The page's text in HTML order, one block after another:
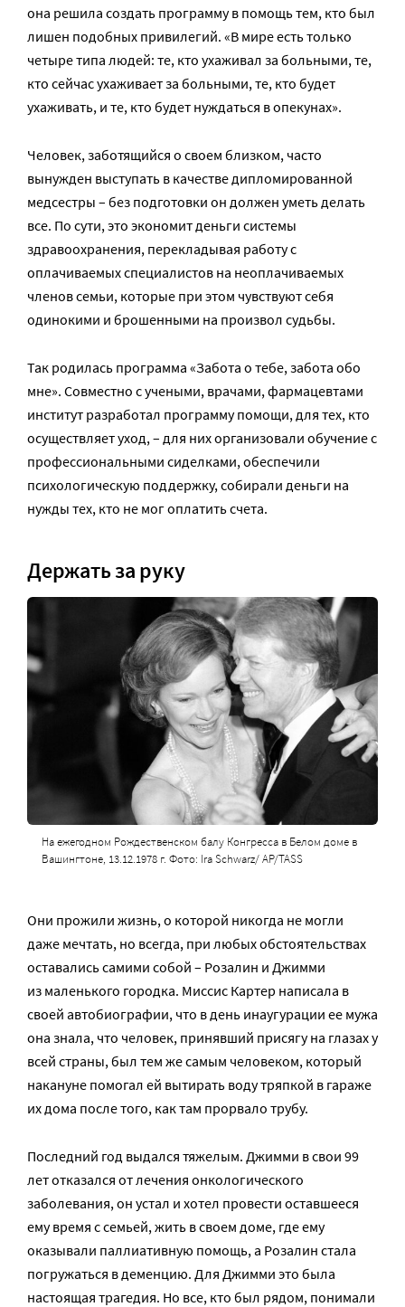
она решила создать программу в помощь тем, кто был
лишен подобных привилегий. «В мире есть только
четыре типа людей: те, кто ухаживал за больными, те,
кто сейчас ухаживает за больными, те, кто будет
ухаживать, и те, кто будет нуждаться в опекунах».
Человек, заботящийся о своем близком, часто
вынужден выступать в качестве дипломированной
медсестры – без подготовки он должен уметь делать
все. По сути, это экономит деньги системы
здравоохранения, перекладывая работу с
оплачиваемых специалистов на неоплачиваемых
членов семьи, которые при этом чувствуют себя
одинокими и брошенными на произвол судьбы.
Так родилась программа «Забота о тебе, забота обо
мне». Совместно с учеными, врачами, фармацевтами
институт разработал программу помощи, для тех, кто
осуществляет уход, – для них организовали обучение с
профессиональными сиделками, обеспечили
психологическую поддержку, собирали деньги на
нужды тех, кто не мог оплатить счета.
Держать за руку
На ежегодном Рождественском балу Конгресса в Белом доме в
Вашингтоне, 13.12.1978 г. Фото: Ira Schwarz/ AP/TASS
Они прожили жизнь, о которой никогда не могли
даже мечтать, но всегда, при любых обстоятельствах
оставались самими собой – Розалин и Джимми
из маленького городка. Миссис Картер написала в
своей автобиографии, что в день инаугурации ее мужа
она знала, что человек, принявший присягу на глазах у
всей страны, был тем же самым человеком, который
накануне помогал ей вытирать воду тряпкой в гараже
их дома после того, как там прорвало трубу.
Последний год выдался тяжелым. Джимми в свои 99
лет отказался от лечения онкологического
заболевания, он устал и хотел провести оставшееся
ему время с семьей, жить в своем доме, где ему
оказывали паллиативную помощь, а Розалин стала
погружаться в деменцию. Для Джимми это была
настоящая трагедия. Но все, кто был рядом, понимали